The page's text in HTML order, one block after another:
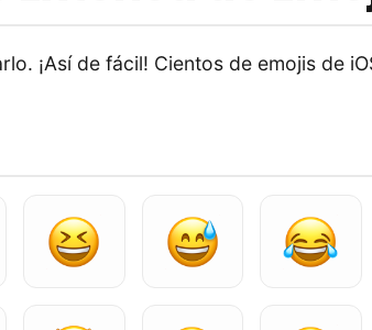
¡Así de fácil! Cientos de emojis de